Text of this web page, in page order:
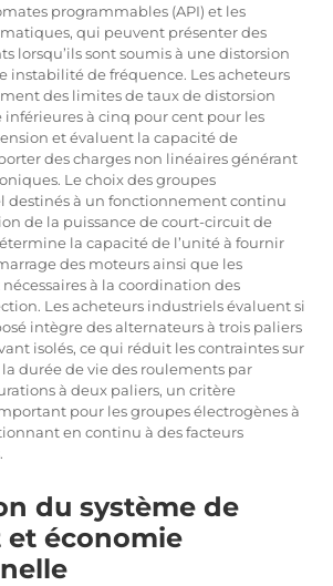
programmables (API) et les
qui peuvent présenter des
lorsqu’ils sont soumis à une distorsion
instabilité de fréquence. Les acheteurs
des limites de taux de distorsion
à cinq pour cent pour les
et évaluent la capacité de
des charges non linéaires générant
Le choix des groupes
destinés à un fonctionnement continu
de la puissance de court-circuit de
la capacité de l’unité à fournir
des moteurs ainsi que les
à la coordination des
Les acheteurs industriels évaluent si
intègre des alternateurs à trois paliers
isolés, ce qui réduit les contraintes sur
durée de vie des roulements par
à deux paliers, un critère
pour les groupes électrogènes à
en continu à des facteurs
du système de
économie